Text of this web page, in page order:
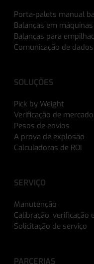
Porta-palets manual
Balanças em
Balanças para
Comunicação de dados
SOLUÇÕES
Pick by Weight
Verificação de
Pesos de envios
A prova de explosão
Calculadoras de ROI
SERVIÇO
Manutenção
Calibração, verificação
Solicitação de serviço
PARCERIAS